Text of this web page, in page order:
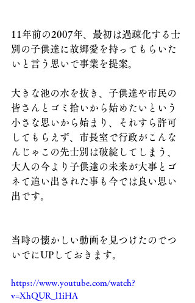
11年前の2007年、最初は過疎化する士
別の子供達に故郷愛を持ってもらいた
いと言う思いで事業を提案。
大きな池の水を抜き、子供達や市民の
皆さんとゴミ拾いから始めたいという
小さな思いから始まり、それすら許可
してもらえず、市長室で行政がこんな
んじゃこの先士別は破綻してしまう、
大人の今より子供達の未来が大事とゴ
ネて追い出された事も今では良い思い
出です。
当時の懐かしい動画を見つけたのでつ
いでにUPしておきます。
https://www.youtube.com/watch?
v=XhQUR_l1iHA